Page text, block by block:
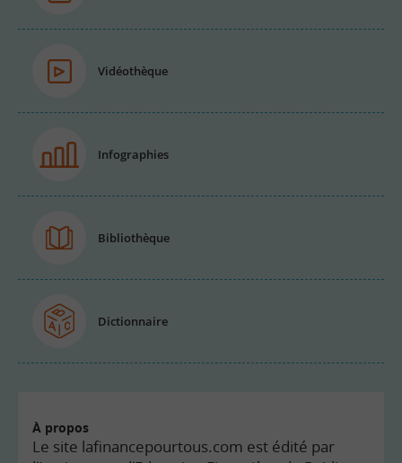
Vidéothèque
Infographies
Bibliothèque
Dictionnaire
À propos
Le site lafinancepourtous.com est édité par